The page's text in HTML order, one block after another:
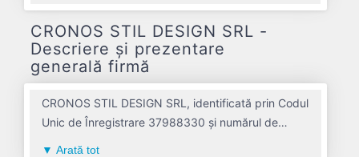
CRONOS STIL DESIGN SRL -
Descriere și prezentare
generală firmă
CRONOS STIL DESIGN SRL, identificată prin Codul
Unic de Înregistrare 37988330 și numărul de
Arată tot